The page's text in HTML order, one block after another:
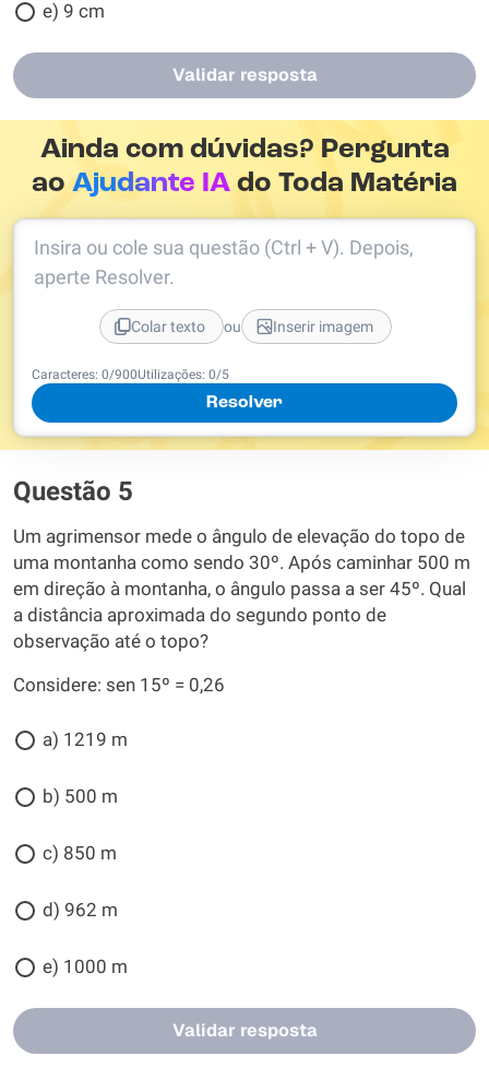
e) 9 cm
Validar resposta
Ainda com dúvidas? Pergunta
aoAjudante IA do Toda Matéria
Caracteres: 0/900Utilizações: 0/5
Resolver
Insira ou cole sua questão (Ctrl + V). Depois,
aperte Resolver.
Colar texto ou Inserir imagem
Questão 5
Um agrimensor mede o ângulo de elevação do topo de
uma montanha como sendo 30º. Após caminhar 500 m
em direção à montanha, o ângulo passa a ser 45º. Qual
a distância aproximada do segundo ponto de
observação até o topo?
Considere: sen 15º = 0,26
a) 1219 m
b) 500 m
c) 850 m
d) 962 m
e) 1000 m
Validar resposta